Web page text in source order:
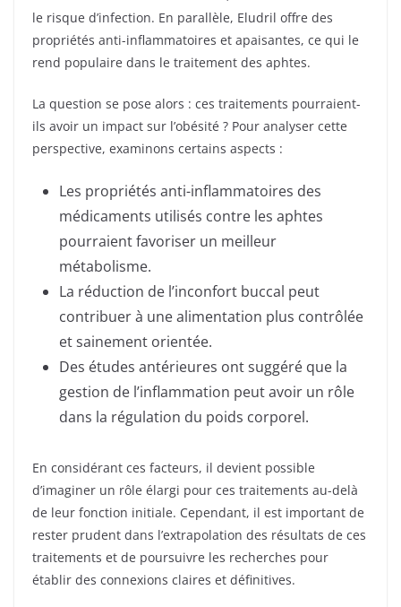
le risque d’infection. En parallèle, Eludril offre des
propriétés anti-inflammatoires et apaisantes, ce qui le
rend populaire dans le traitement des aphtes.
La question se pose alors : ces traitements pourraient-
ils avoir un impact sur l’obésité ? Pour analyser cette
perspective, examinons certains aspects :
Les propriétés anti-inflammatoires des
médicaments utilisés contre les aphtes
pourraient favoriser un meilleur
métabolisme.
La réduction de l’inconfort buccal peut
contribuer à une alimentation plus contrôlée
et sainement orientée.
Des études antérieures ont suggéré que la
gestion de l’inflammation peut avoir un rôle
dans la régulation du poids corporel.
En considérant ces facteurs, il devient possible
d’imaginer un rôle élargi pour ces traitements au-delà
de leur fonction initiale. Cependant, il est important de
rester prudent dans l’extrapolation des résultats de ces
traitements et de poursuivre les recherches pour
établir des connexions claires et définitives.